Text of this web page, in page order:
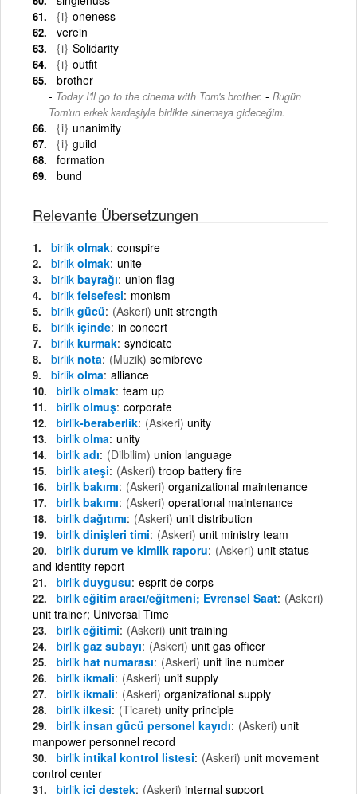
{i} oneness
verein
{i} Solidarity
{i} outfit
brother
Today I'll go to the cinema with Tom's brother. - Bugün
Tom'un erkek kardeşiyle birlikte sinemaya gideceğim.
{i} unanimity
{i} guild
formation
bund
Relevante Übersetzungen
birlik olmak conspire
birlik olmak unite
birlik bayrağı union flag
birlik felsefesi monism
birlik gücü (Askeri) unit strength
birlik içinde in concert
birlik kurmak syndicate
birlik nota (Muzik) semibreve
birlik olma alliance
birlik olmak team up
birlik olmuş corporate
birlik-beraberlik (Askeri) unity
birlik olma unity
birlik adı (Dilbilim) union language
birlik ateşi (Askeri) troop battery fire
birlik bakımı (Askeri) organizational maintenance
birlik bakımı (Askeri) operational maintenance
birlik dağıtımı (Askeri) unit distribution
birlik dinişleri timi (Askeri) unit ministry team
birlik durum ve kimlik raporu (Askeri) unit status
and identity report
birlik duygusu esprit de corps
birlik eğitim aracı/eğitmeni; Evrensel Saat (Askeri)
unit trainer; Universal Time
birlik eğitimi (Askeri) unit training
birlik gaz subayı (Askeri) unit gas officer
birlik hat numarası (Askeri) unit line number
birlik ikmali (Askeri) unit supply
birlik ikmali (Askeri) organizational supply
birlik ilkesi (Ticaret) unity principle
birlik insan gücü personel kayıdı (Askeri) unit
manpower personnel record
birlik intikal kontrol listesi (Askeri) unit movement
control center
birlik içi destek (Askeri) internal support